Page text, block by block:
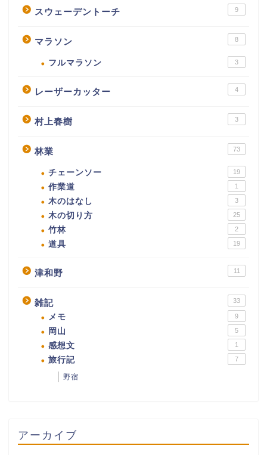
スウェーデントーチ 9
マラソン 8
フルマラソン 3
レーザーカッター 4
村上春樹 3
林業 73
チェーンソー 19
作業道 1
木のはなし 3
木の切り方 25
竹林 2
道具 19
津和野 11
雑記 33
メモ 9
岡山 5
感想文 1
旅行記 7
野宿
アーカイブ